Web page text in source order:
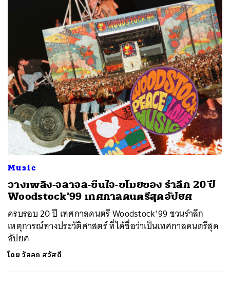
Music
วางเพลิง-จลาจล-ขืนใจ-ขโมยของ รำลึก 20 ปี
Woodstock’99 เทศกาลดนตรีสุดอัปยศ
ครบรอบ 20 ปี เทศกาลดนตรี Woodstock’99 ชวนรำลึก
เหตุการณ์ทางประวัติศาสตร์ ที่ได้ชื่อว่าเป็นเทศกาลดนตรีสุด
อัปยศ
โดยวัลลภ สวัสดี